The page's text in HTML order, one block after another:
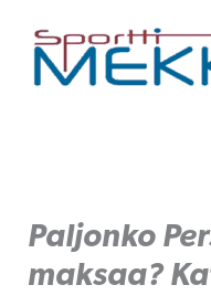
sisältöön
Paljonko
maksaa?